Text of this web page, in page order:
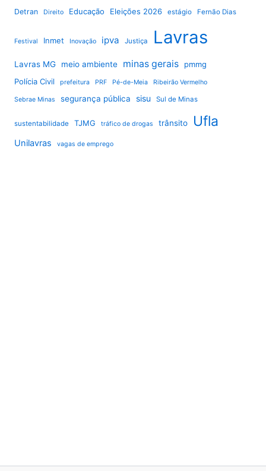
Detran Direito Educação Eleições 2026 estágio Fernão Dias
Festival Inmet Inovação ipva Justiça Lavras
Lavras MG meio ambiente minas gerais
pmmg
Polícia Civil
prefeitura PRF Pé-de-Meia Ribeirão Vermelho
Sebrae Minas segurança pública sisu Sul de Minas
sustentabilidade TJMG tráfico de drogas trânsito Ufla
Unilavras vagas de emprego